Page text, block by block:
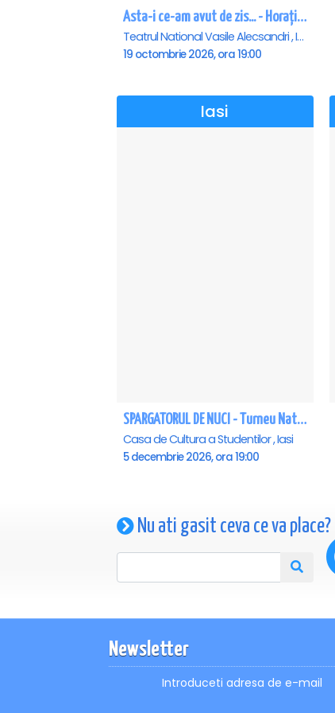
Asta-i ce-am avut de zis... - Horațiu Mălăele & Nicu Alifantis - Iasi
Teatrul National Vasile Alecsandri , Iasi
19 octombrie 2026, ora 19:00
Iasi
SPARGATORUL DE NUCI - Turneu National - Iasi
Casa de Cultura a Studentilor , Iasi
5 decembrie 2026, ora 19:00
Nu ati gasit ceva ce va place?
Newsletter
Introduceti adresa de e-mail